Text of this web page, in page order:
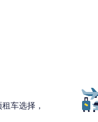
车选择，